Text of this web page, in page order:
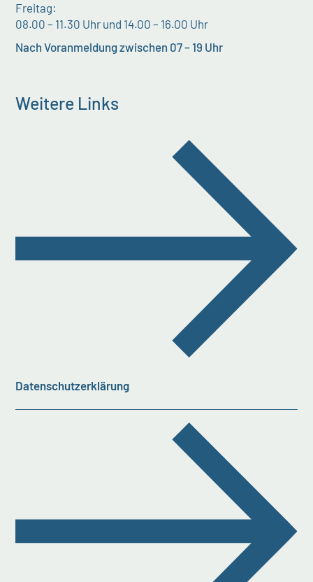
Freitag:
08.00 – 11.30 Uhr und 14.00 – 16.00 Uhr
Nach Voranmeldung zwischen 07 – 19 Uhr
Weitere Links
Datenschutzerklärung